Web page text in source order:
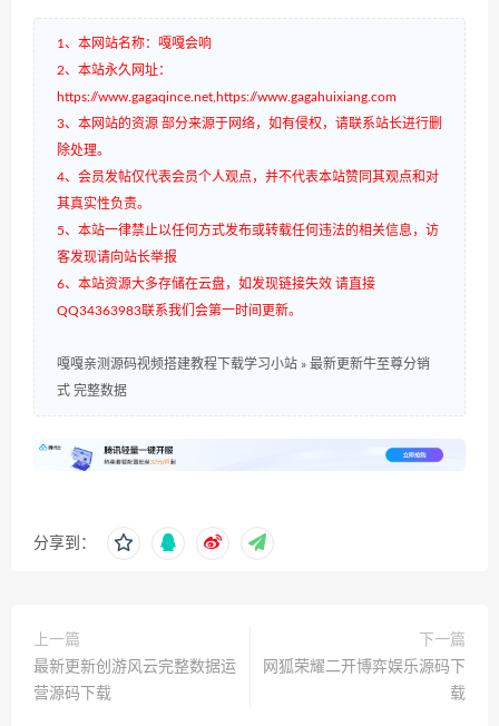
1、本网站名称：嘎嘎会响
2、本站永久网址：
https://www.gagaqince.net,https://www.gagahuixiang.com
3、本网站的资源 部分来源于网络，如有侵权，请联系站长进行删
除处理。
4、会员发帖仅代表会员个人观点，并不代表本站赞同其观点和对
其真实性负责。
5、本站一律禁止以任何方式发布或转载任何违法的相关信息，访
客发现请向站长举报
6、本站资源大多存储在云盘，如发现链接失效 请直接
QQ34363983联系我们会第一时间更新。
嘎嘎亲测源码视频搭建教程下载学习小站 » 最新更新牛至尊分销
式 完整数据
分享到：
上一篇
最新更新创游风云完整数据运
营源码下载
下一篇
网狐荣耀二开博弈娱乐源码下
载